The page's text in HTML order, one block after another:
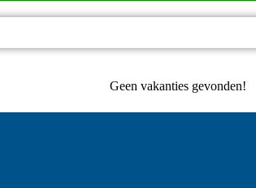
Geen vakanties gevonden!